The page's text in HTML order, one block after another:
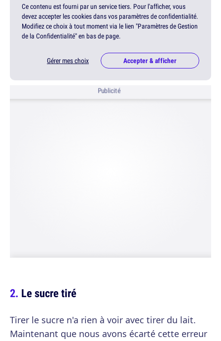
Ce contenu est fourni par un service tiers. Pour l'afficher, vous
devez accepter les cookies dans vos paramètres de confidentialité.
Modifiez ce choix à tout moment via le lien "Paramètres de Gestion
de la Confidentialité" en bas de page.
Gérer mes choix Accepter & afficher
Publicité
Le sucre tiré
Tirer le sucre n'a rien à voir avec tirer du lait.
Maintenant que nous avons écarté cette erreur